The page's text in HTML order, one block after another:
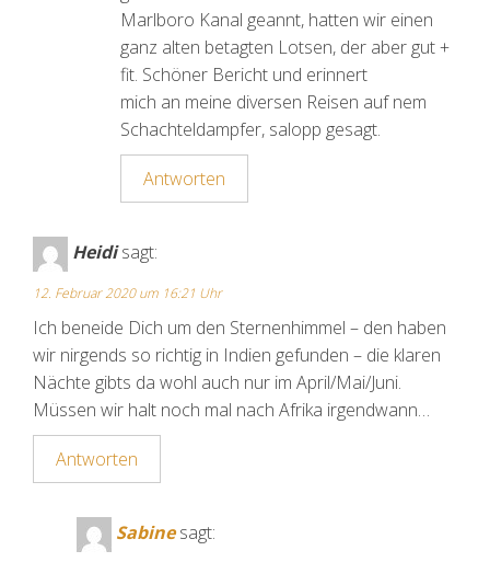
Marlboro Kanal geannt, hatten wir einen
ganz alten betagten Lotsen, der aber gut +
fit. Schöner Bericht und erinnert
mich an meine diversen Reisen auf nem
Schachteldampfer, salopp gesagt.
Antworten
Heidi sagt:
12. Februar 2020 um 16:21 Uhr
Ich beneide Dich um den Sternenhimmel – den haben
wir nirgends so richtig in Indien gefunden – die klaren
Nächte gibts da wohl auch nur im April/Mai/Juni.
Müssen wir halt noch mal nach Afrika irgendwann…
Antworten
Sabine sagt: